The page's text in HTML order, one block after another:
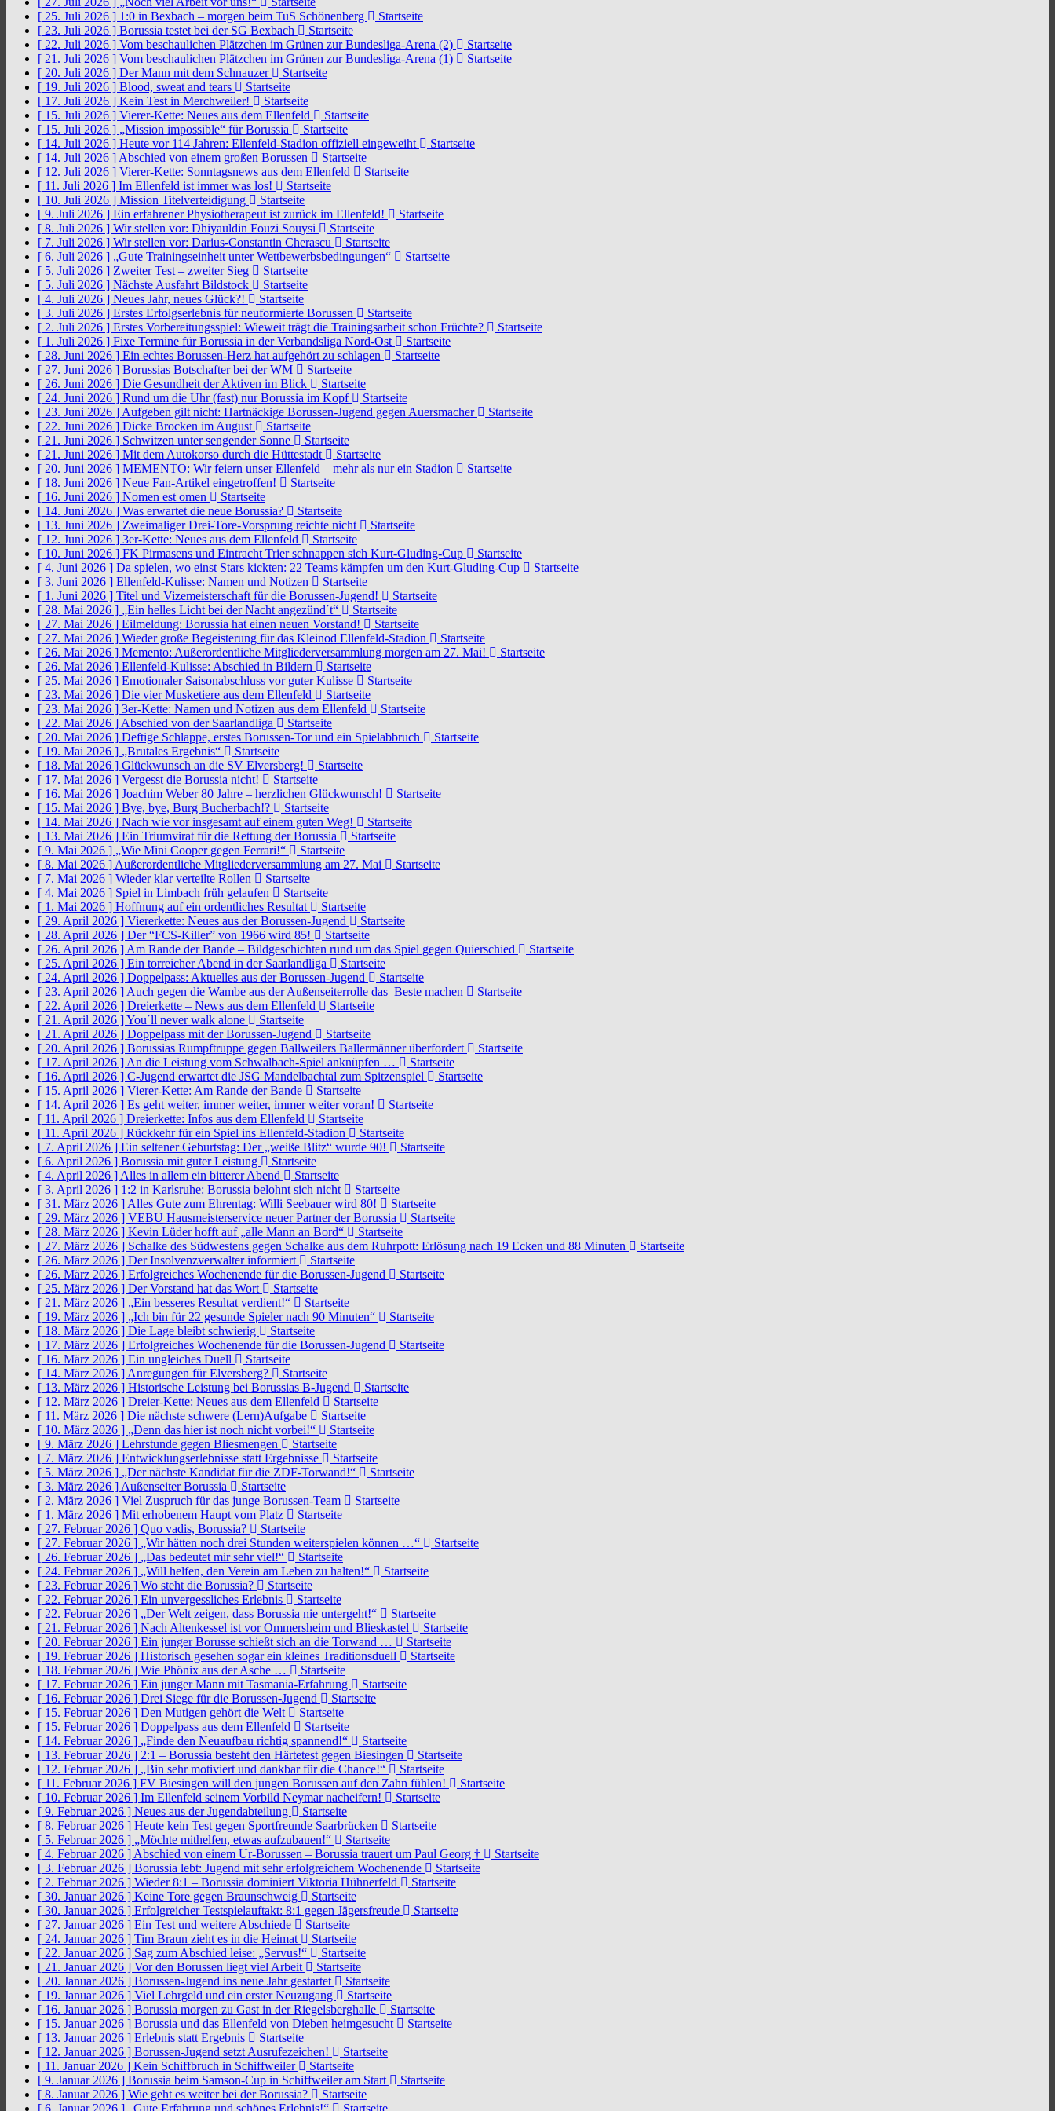
[ 25. Juli 2026 ] 1:0 in Bexbach – morgen beim TuS Schönenberg
Startseite
[ 23. Juli 2026 ] Borussia testet bei der SG Bexbach
Startseite
[ 22. Juli 2026 ] Vom beschaulichen Plätzchen im Grünen zur Bundesliga-Arena (2)
Startseite
[ 21. Juli 2026 ] Vom beschaulichen Plätzchen im Grünen zur Bundesliga-Arena (1)
Startseite
[ 20. Juli 2026 ] Der Mann mit dem Schnauzer
Startseite
[ 19. Juli 2026 ] Blood, sweat and tears
Startseite
[ 17. Juli 2026 ] Kein Test in Merchweiler!
Startseite
[ 15. Juli 2026 ] Vierer-Kette: Neues aus dem Ellenfeld
Startseite
[ 15. Juli 2026 ] „Mission impossible“ für Borussia
Startseite
[ 14. Juli 2026 ] Heute vor 114 Jahren: Ellenfeld-Stadion offiziell eingeweiht
Startseite
[ 14. Juli 2026 ] Abschied von einem großen Borussen
Startseite
[ 12. Juli 2026 ] Vierer-Kette: Sonntagsnews aus dem Ellenfeld
Startseite
[ 11. Juli 2026 ] Im Ellenfeld ist immer was los!
Startseite
[ 10. Juli 2026 ] Mission Titelverteidigung
Startseite
[ 9. Juli 2026 ] Ein erfahrener Physiotherapeut ist zurück im Ellenfeld!
Startseite
[ 8. Juli 2026 ] Wir stellen vor: Dhiyauldin Fouzi Souysi
Startseite
[ 7. Juli 2026 ] Wir stellen vor: Darius-Constantin Cherascu
Startseite
[ 6. Juli 2026 ] „Gute Trainingseinheit unter Wettbewerbsbedingungen“
Startseite
[ 5. Juli 2026 ] Zweiter Test – zweiter Sieg
Startseite
[ 5. Juli 2026 ] Nächste Ausfahrt Bildstock
Startseite
[ 4. Juli 2026 ] Neues Jahr, neues Glück?!
Startseite
[ 3. Juli 2026 ] Erstes Erfolgserlebnis für neuformierte Borussen
Startseite
[ 2. Juli 2026 ] Erstes Vorbereitungsspiel: Wieweit trägt die Trainingsarbeit schon Früchte?
Startseite
[ 1. Juli 2026 ] Fixe Termine für Borussia in der Verbandsliga Nord-Ost
Startseite
[ 28. Juni 2026 ] Ein echtes Borussen-Herz hat aufgehört zu schlagen
Startseite
[ 27. Juni 2026 ] Borussias Botschafter bei der WM
Startseite
[ 26. Juni 2026 ] Die Gesundheit der Aktiven im Blick
Startseite
[ 24. Juni 2026 ] Rund um die Uhr (fast) nur Borussia im Kopf
Startseite
[ 23. Juni 2026 ] Aufgeben gilt nicht: Hartnäckige Borussen-Jugend gegen Auersmacher
Startseite
[ 22. Juni 2026 ] Dicke Brocken im August
Startseite
[ 21. Juni 2026 ] Schwitzen unter sengender Sonne
Startseite
[ 21. Juni 2026 ] Mit dem Autokorso durch die Hüttestadt
Startseite
[ 20. Juni 2026 ] MEMENTO: Wir feiern unser Ellenfeld – mehr als nur ein Stadion
Startseite
[ 18. Juni 2026 ] Neue Fan-Artikel eingetroffen!
Startseite
[ 16. Juni 2026 ] Nomen est omen
Startseite
[ 14. Juni 2026 ] Was erwartet die neue Borussia?
Startseite
[ 13. Juni 2026 ] Zweimaliger Drei-Tore-Vorsprung reichte nicht
Startseite
[ 12. Juni 2026 ] 3er-Kette: Neues aus dem Ellenfeld
Startseite
[ 10. Juni 2026 ] FK Pirmasens und Eintracht Trier schnappen sich Kurt-Gluding-Cup
Startseite
[ 4. Juni 2026 ] Da spielen, wo einst Stars kickten: 22 Teams kämpfen um den Kurt-Gluding-Cup
Startseite
[ 3. Juni 2026 ] Ellenfeld-Kulisse: Namen und Notizen
Startseite
[ 1. Juni 2026 ] Titel und Vizemeisterschaft für die Borussen-Jugend!
Startseite
[ 28. Mai 2026 ] „Ein helles Licht bei der Nacht angezünd´t“
Startseite
[ 27. Mai 2026 ] Eilmeldung: Borussia hat einen neuen Vorstand!
Startseite
[ 27. Mai 2026 ] Wieder große Begeisterung für das Kleinod Ellenfeld-Stadion
Startseite
[ 26. Mai 2026 ] Memento: Außerordentliche Mitgliederversammlung morgen am 27. Mai!
Startseite
[ 26. Mai 2026 ] Ellenfeld-Kulisse: Abschied in Bildern
Startseite
[ 25. Mai 2026 ] Emotionaler Saisonabschluss vor guter Kulisse
Startseite
[ 23. Mai 2026 ] Die vier Musketiere aus dem Ellenfeld
Startseite
[ 23. Mai 2026 ] 3er-Kette: Namen und Notizen aus dem Ellenfeld
Startseite
[ 22. Mai 2026 ] Abschied von der Saarlandliga
Startseite
[ 20. Mai 2026 ] Deftige Schlappe, erstes Borussen-Tor und ein Spielabbruch
Startseite
[ 19. Mai 2026 ] „Brutales Ergebnis“
Startseite
[ 18. Mai 2026 ] Glückwunsch an die SV Elversberg!
Startseite
[ 17. Mai 2026 ] Vergesst die Borussia nicht!
Startseite
[ 16. Mai 2026 ] Joachim Weber 80 Jahre – herzlichen Glückwunsch!
Startseite
[ 15. Mai 2026 ] Bye, bye, Burg Bucherbach!?
Startseite
[ 14. Mai 2026 ] Nach wie vor insgesamt auf einem guten Weg!
Startseite
[ 13. Mai 2026 ] Ein Triumvirat für die Rettung der Borussia
Startseite
[ 9. Mai 2026 ] „Wie Mini Cooper gegen Ferrari!“
Startseite
[ 8. Mai 2026 ] Außerordentliche Mitgliederversammlung am 27. Mai
Startseite
[ 7. Mai 2026 ] Wieder klar verteilte Rollen
Startseite
[ 4. Mai 2026 ] Spiel in Limbach früh gelaufen
Startseite
[ 1. Mai 2026 ] Hoffnung auf ein ordentliches Resultat
Startseite
[ 29. April 2026 ] Viererkette: Neues aus der Borussen-Jugend
Startseite
[ 28. April 2026 ] Der “FCS-Killer” von 1966 wird 85!
Startseite
[ 26. April 2026 ] Am Rande der Bande – Bildgeschichten rund um das Spiel gegen Quierschied
Startseite
[ 25. April 2026 ] Ein torreicher Abend in der Saarlandliga
Startseite
[ 24. April 2026 ] Doppelpass: Aktuelles aus der Borussen-Jugend
Startseite
[ 23. April 2026 ] Auch gegen die Wambe aus der Außenseiterrolle das Beste machen
Startseite
[ 22. April 2026 ] Dreierkette – News aus dem Ellenfeld
Startseite
[ 21. April 2026 ]You´ll never walk alone
Startseite
[ 21. April 2026 ] Doppelpass mit der Borussen-Jugend
Startseite
[ 20. April 2026 ] Borussias Rumpftruppe gegen Ballweilers Ballermänner überfordert
Startseite
[ 17. April 2026 ] An die Leistung vom Schwalbach-Spiel anknüpfen …
Startseite
[ 16. April 2026 ] C-Jugend erwartet die JSG Mandelbachtal zum Spitzenspiel
Startseite
[ 15. April 2026 ] Vierer-Kette: Am Rande der Bande
Startseite
[ 14. April 2026 ] Es geht weiter, immer weiter, immer weiter voran!
Startseite
[ 11. April 2026 ] Dreierkette: Infos aus dem Ellenfeld
Startseite
[ 11. April 2026 ] Rückkehr für ein Spiel ins Ellenfeld-Stadion
Startseite
[ 7. April 2026 ] Ein seltener Geburtstag: Der „weiße Blitz“ wurde 90!
Startseite
[ 6. April 2026 ] Borussia mit guter Leistung
Startseite
[ 4. April 2026 ] Alles in allem ein bitterer Abend
Startseite
[ 3. April 2026 ] 1:2 in Karlsruhe: Borussia belohnt sich nicht
Startseite
[ 31. März 2026 ] Alles Gute zum Ehrentag: Willi Seebauer wird 80!
Startseite
[ 29. März 2026 ] VEBU Hausmeisterservice neuer Partner der Borussia
Startseite
[ 28. März 2026 ] Kevin Lüder hofft auf „alle Mann an Bord“
Startseite
[ 27. März 2026 ] Schalke des Südwestens gegen Schalke aus dem Ruhrpott: Erlösung nach 19 Ecken und 88 Minuten
Startseite
[ 26. März 2026 ] Der Insolvenzverwalter informiert
Startseite
[ 26. März 2026 ] Erfolgreiches Wochenende für die Borussen-Jugend
Startseite
[ 25. März 2026 ] Der Vorstand hat das Wort
Startseite
[ 21. März 2026 ] „Ein besseres Resultat verdient!“
Startseite
[ 19. März 2026 ] „Ich bin für 22 gesunde Spieler nach 90 Minuten“
Startseite
[ 18. März 2026 ] Die Lage bleibt schwierig
Startseite
[ 17. März 2026 ] Erfolgreiches Wochenende für die Borussen-Jugend
Startseite
[ 16. März 2026 ] Ein ungleiches Duell
Startseite
[ 14. März 2026 ] Anregungen für Elversberg?
Startseite
[ 13. März 2026 ] Historische Leistung bei Borussias B-Jugend
Startseite
[ 12. März 2026 ] Dreier-Kette: Neues aus dem Ellenfeld
Startseite
[ 11. März 2026 ] Die nächste schwere (Lern)Aufgabe
Startseite
[ 10. März 2026 ] „Denn das hier ist noch nicht vorbei!“
Startseite
[ 9. März 2026 ] Lehrstunde gegen Bliesmengen
Startseite
[ 7. März 2026 ] Entwicklungserlebnisse statt Ergebnisse
Startseite
[ 5. März 2026 ] „Der nächste Kandidat für die ZDF-Torwand!“
Startseite
[ 3. März 2026 ] Außenseiter Borussia
Startseite
[ 2. März 2026 ] Viel Zuspruch für das junge Borussen-Team
Startseite
[ 1. März 2026 ] Mit erhobenem Haupt vom Platz
Startseite
[ 27. Februar 2026 ] Quo vadis, Borussia?
Startseite
[ 27. Februar 2026 ] „Wir hätten noch drei Stunden weiterspielen können …“
Startseite
[ 26. Februar 2026 ] „Das bedeutet mir sehr viel!“
Startseite
[ 24. Februar 2026 ] „Will helfen, den Verein am Leben zu halten!“
Startseite
[ 23. Februar 2026 ] Wo steht die Borussia?
Startseite
[ 22. Februar 2026 ] Ein unvergessliches Erlebnis
Startseite
[ 22. Februar 2026 ] „Der Welt zeigen, dass Borussia nie untergeht!“
Startseite
[ 21. Februar 2026 ] Nach Altenkessel ist vor Ommersheim und Blieskastel
Startseite
[ 20. Februar 2026 ] Ein junger Borusse schießt sich an die Torwand …
Startseite
[ 19. Februar 2026 ] Historisch gesehen sogar ein kleines Traditionsduell
Startseite
[ 18. Februar 2026 ] Wie Phönix aus der Asche …
Startseite
[ 17. Februar 2026 ] Ein junger Mann mit Tasmania-Erfahrung
Startseite
[ 16. Februar 2026 ] Drei Siege für die Borussen-Jugend
Startseite
[ 15. Februar 2026 ] Den Mutigen gehört die Welt
Startseite
[ 15. Februar 2026 ] Doppelpass aus dem Ellenfeld
Startseite
[ 14. Februar 2026 ] „Finde den Neuaufbau richtig spannend!“
Startseite
[ 13. Februar 2026 ] 2:1 – Borussia besteht den Härtetest gegen Biesingen
Startseite
[ 12. Februar 2026 ] „Bin sehr motiviert und dankbar für die Chance!“
Startseite
[ 11. Februar 2026 ] FV Biesingen will den jungen Borussen auf den Zahn fühlen!
Startseite
[ 10. Februar 2026 ] Im Ellenfeld seinem Vorbild Neymar nacheifern!
Startseite
[ 9. Februar 2026 ] Neues aus der Jugendabteilung
Startseite
[ 8. Februar 2026 ] Heute kein Test gegen Sportfreunde Saarbrücken
Startseite
[ 5. Februar 2026 ] „Möchte mithelfen, etwas aufzubauen!“
Startseite
[ 4. Februar 2026 ] Abschied von einem Ur-Borussen – Borussia trauert um Paul Georg †
Startseite
[ 3. Februar 2026 ] Borussia lebt: Jugend mit sehr erfolgreichem Wochenende
Startseite
[ 2. Februar 2026 ] Wieder 8:1 – Borussia dominiert Viktoria Hühnerfeld
Startseite
[ 30. Januar 2026 ] Keine Tore gegen Braunschweig
Startseite
[ 30. Januar 2026 ] Erfolgreicher Testspielauftakt: 8:1 gegen Jägersfreude
Startseite
[ 27. Januar 2026 ] Ein Test und weitere Abschiede
Startseite
[ 24. Januar 2026 ] Tim Braun zieht es in die Heimat
Startseite
[ 22. Januar 2026 ] Sag zum Abschied leise: „Servus!“
Startseite
[ 21. Januar 2026 ] Vor den Borussen liegt viel Arbeit
Startseite
[ 20. Januar 2026 ] Borussen-Jugend ins neue Jahr gestartet
Startseite
[ 19. Januar 2026 ] Viel Lehrgeld und ein erster Neuzugang
Startseite
[ 16. Januar 2026 ] Borussia morgen zu Gast in der Riegelsberghalle
Startseite
[ 15. Januar 2026 ] Borussia und das Ellenfeld von Dieben heimgesucht
Startseite
[ 13. Januar 2026 ] Erlebnis statt Ergebnis
Startseite
[ 12. Januar 2026 ] Borussen-Jugend setzt Ausrufezeichen!
Startseite
[ 11. Januar 2026 ] Kein Schiffbruch in Schiffweiler
Startseite
[ 9. Januar 2026 ] Borussia beim Samson-Cup in Schiffweiler am Start
Startseite
[ 8. Januar 2026 ] Wie geht es weiter bei der Borussia?
Startseite
[ 6. Januar 2026 ]
„Gute Erfahrung und schönes Erlebnis!“ Startseite